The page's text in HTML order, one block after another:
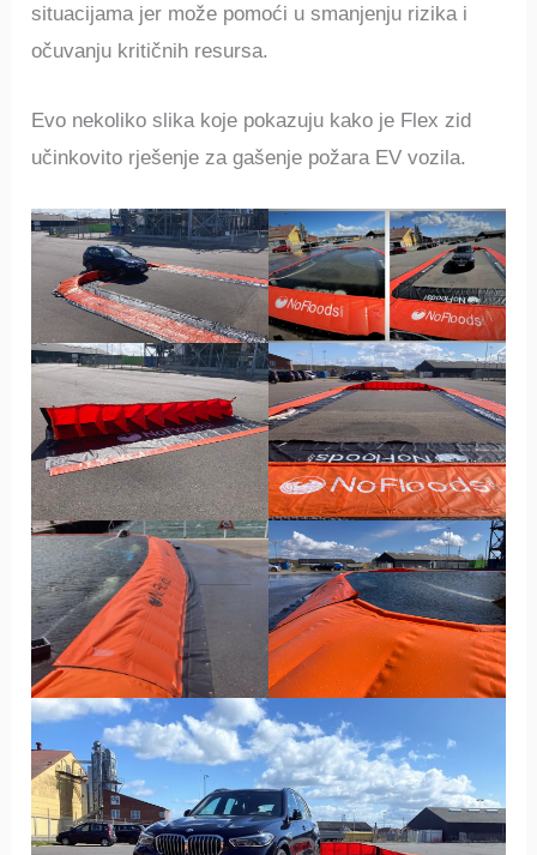
situacijama jer može pomoći u smanjenju rizika i
očuvanju kritičnih resursa.
Evo nekoliko slika koje pokazuju kako je Flex zid
učinkovito rješenje za gašenje požara EV vozila.